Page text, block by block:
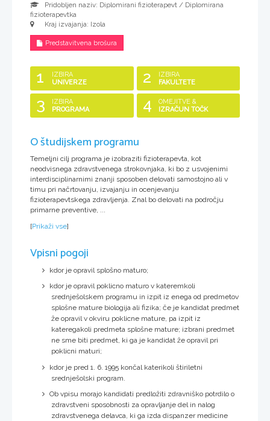
Pridobljen naziv: Diplomirani fizioterapevt / Diplomirana
fizioterapevtka
Kraj izvajanja: Izola
Predstavitvena brošura
1
IZBIRA
UNIVERZE
2
IZBIRA
FAKULTETE
3
IZBIRA
PROGRAMA
4
OMEJITVE &
IZRAČUN TOČK
O študijskem programu
Temeljni cilj programa je izobraziti fizioterapevta, kot
neodvisnega zdravstvenega strokovnjaka, ki bo z usvojenimi
interdisciplinarnimi znanji sposoben delovati samostojno ali v
timu pri načrtovanju, izvajanju in ocenjevanju
fizioterapevtskega zdravljenja. Znal bo delovati na področju
primarne preventive, ...
[Prikaži vse]
Vpisni pogoji
kdor je opravil splošno maturo;
kdor je opravil poklicno maturo v kateremkoli
srednješolskem programu in izpit iz enega od predmetov
splošne mature biologija ali fizika; če je kandidat predmet
že opravil v okviru poklicne mature, pa izpit iz
kateregakoli predmeta splošne mature; izbrani predmet
ne sme biti predmet, ki ga je kandidat že opravil pri
poklicni maturi;
kdor je pred 1. 6. 1995 končal katerikoli štiriletni
srednješolski program.
Ob vpisu morajo kandidati predložiti zdravniško potrdilo o
zdravstveni sposobnosti za opravljanje del in nalog
zdravstvenega delavca, ki ga izda dispanzer medicine